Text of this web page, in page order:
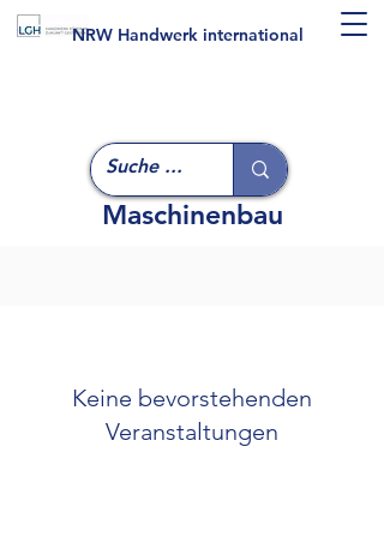
NRW Handwerk international
Maschinenbau
Keine bevorstehenden
Veranstaltungen